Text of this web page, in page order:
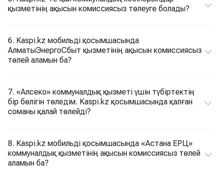
қызметінің ақысын комиссиясыз төлеуге болады?
6. Kaspi.kz мобильді қосымшасында
АлматыЭнергоСбыт қызметінің ақысын комиссиясыз
төлей аламын ба?
7. «Алсеко» коммуналдық қызметі үшін түбіртектің
бір бөлігін төледім. Kaspi.kz қосымшасында қалған
соманы қалай төлейді?
8. Kaspi.kz мобильді қосымшасында «Астана ЕРЦ»
коммуналдық қызметінің ақысын комиссиясыз төлей
аламын ба?